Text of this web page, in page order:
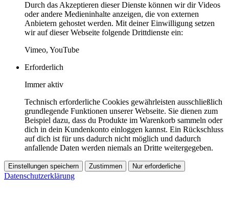
Durch das Akzeptieren dieser Dienste können wir dir Videos
oder andere Medieninhalte anzeigen, die von externen
Anbietern gehostet werden. Mit deiner Einwilligung setzen
wir auf dieser Webseite folgende Drittdienste ein:
Vimeo, YouTube
Erforderlich
Immer aktiv
Technisch erforderliche Cookies gewährleisten ausschließlich
grundlegende Funktionen unserer Webseite. Sie dienen zum
Beispiel dazu, dass du Produkte im Warenkorb sammeln oder
dich in dein Kundenkonto einloggen kannst. Ein Rückschluss
auf dich ist für uns dadurch nicht möglich und dadurch
anfallende Daten werden niemals an Dritte weitergegeben.
Einstellungen speichern Zustimmen Nur erforderliche
Datenschutzerklärung